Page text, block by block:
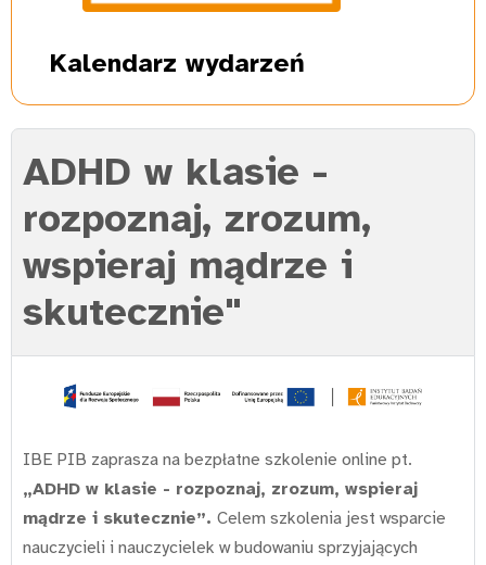
Kalendarz wydarzeń
ADHD w klasie -
rozpoznaj, zrozum,
wspieraj mądrze i
skutecznie"
IBE PIB zaprasza na bezpłatne szkolenie online pt.
„ADHD w klasie - rozpoznaj, zrozum, wspieraj
mądrze i skutecznie”. Celem szkolenia jest wsparcie
nauczycieli i nauczycielek w budowaniu sprzyjających